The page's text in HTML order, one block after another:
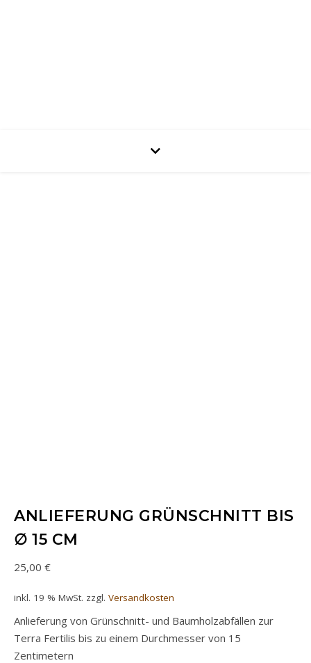
ANLIEFERUNG GRÜNSCHNITT BIS
∅ 15 CM
25,00 €
inkl. 19 % MwSt. zzgl. Versandkosten
Anlieferung von Grünschnitt- und Baumholzabfällen zur
Terra Fertilis bis zu einem Durchmesser von 15
Zentimetern